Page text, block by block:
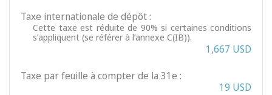
Taxe internationale de dépôt :
Cette taxe est réduite de 90% si certaines conditions
s’appliquent (se référer à l’annexe C(IB)).
1,667 USD
Taxe par feuille à compter de la 31e :
19 USD